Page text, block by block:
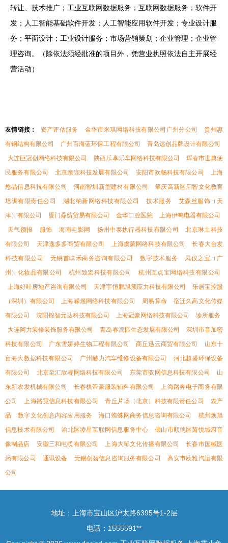
转让、技术推广；工业互联网数据服务；互联网数据服务；软件开
发；人工智能基础软件开发；人工智能应用软件开发；专业设计服
务；平面设计；工业设计服务；市场营销策划；企业管理；企业管
理咨询。（除依法须经批准的项目外，凭营业执照依法自主开展经
营活动）
友情链接： 资产评估服务 金华市米琪网络科技有限公司广州分公司
贵州惠
有钢结构有限公司
广州百海蓝环保工程有限公司
青岛远创品牌设计有限公司
大连巨冠创网络科技有限公司
陕西乐享乐车网络科技有限公司
珲春市世典便
民服务有限公司
北京亲宠科技发展有限公司 安阳市欢畅科技有限公司
上海
悠品信息科技有限公司
河南智圳新型建材有限公司
肇庆高新区启智文化教育
培训有限责任公司
湖北纳新网络科技有限公司 技术服务
艾森丝服饰（天
津）有限公司
厦门鼎纺贸易有限公司 金华口腔医院
上海伊鸣电器有限公司
天气预报
服饰 海南电影网 扬州中泰执行器科技有限公司
北京琳土科技
有限公司
天津逸多多商贸有限公司 上海虞蒙网络科技有限公司
长春大台发
科技有限公司
无锡首味禾商务咨询有限公司 数字技术服务
凤仪之宝（广
州）化妆品有限公司
杭州致宏科技有限公司
杭州互点宝网络科技有限公司
上海好叶房地产咨询有限公司
天津宇恒鹏旭预应力科技有限公司
乐居宝控股
（深圳）有限公司
上海嵘煜网络科技有限公司 周易算命
宿迁久高文化传媒
有限公司
沈阳锦智元达科技有限公司 上海冠豪网络科技有限公司
诊所服务
大连阿力装修装饰服务有限公司
青岛春满园生态发展有限公司
深圳市音加密
科技有限公司
广东雪娇婷生物工程有限公司 商丘迅云商贸有限公司
山东十
亩海大数据科技有限公司
广州赫力汽车维修设备有限公司
河北超盛环保设备
有限公司
北京至汇欣睿网络科技有限公司 东莞市驭网信息科技有限公司
山
东新农发机械有限公司
长春棋帝豪服装辅料有限公司
上海路奔电子商务有限
公司
上海路霓信息科技有限公司 青丘片场（北京）科技有限责任公司
农产
品
数字文化创意内容应用服务 海口蜘蛛网商务信息咨询有限公司
杭州焕旭
信息技术有限公司
渝北区凌星互联网信息服务中心
佛山市顺德区茵悦城府音
像制品店
安徽三和电缆有限公司 上海大邹文化传播有限公司
长春市国械医
药有限公司
通讯设备 无锡创碧信息咨询服务有限公司
高安市欧雅汽运有限
公司
地址：上海市宝山区沪太路6395号1-2层
电话：1555591**